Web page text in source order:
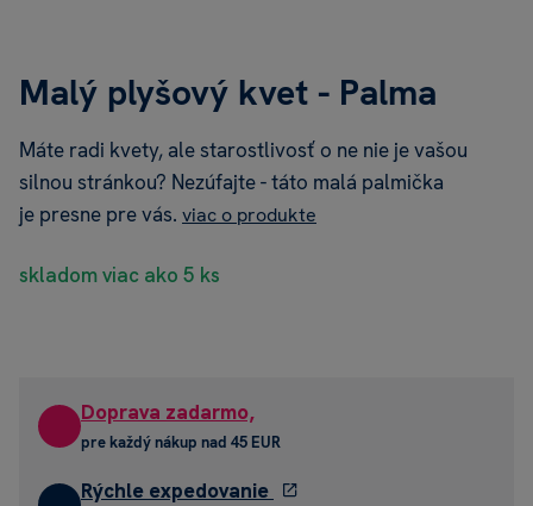
Malý plyšový kvet - Palma
Máte radi kvety, ale starostlivosť o ne nie je vašou
silnou stránkou? Nezúfajte - táto malá palmička
je presne pre vás. viac o produkte
skladom viac ako 5 ks
Doprava zadarmo,
pre každý nákup nad 45 EUR
Rýchle expedovanie